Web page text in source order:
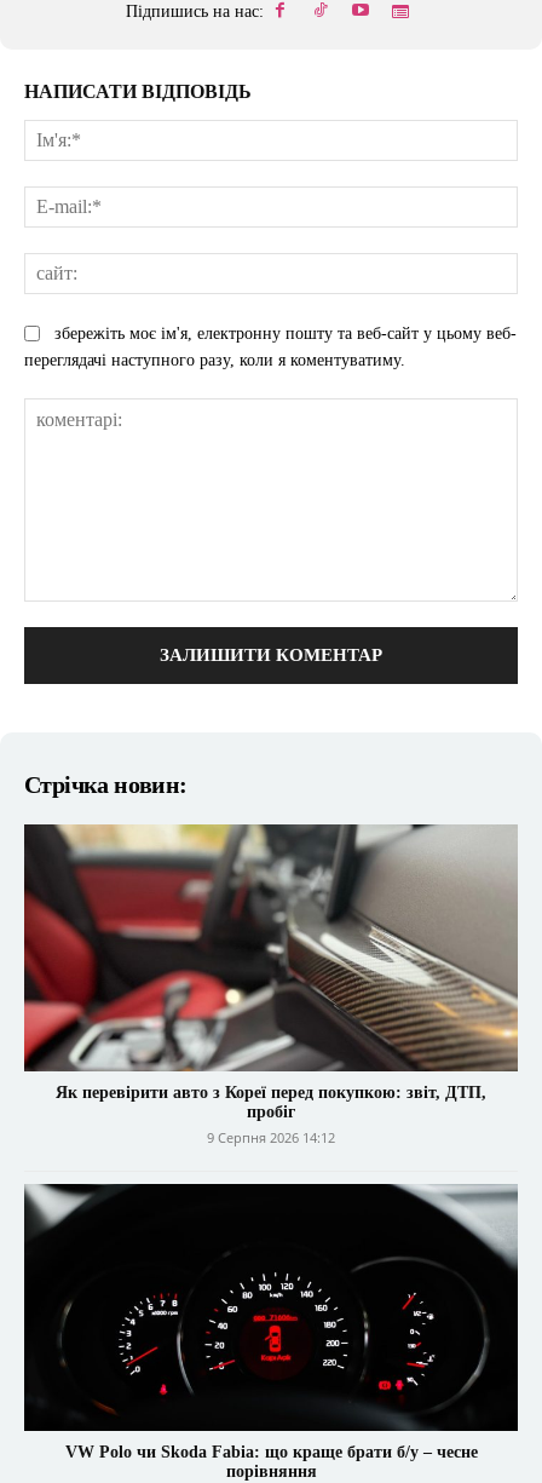
Підпишись на нас:
НАПИСАТИ ВІДПОВІДЬ
збережіть моє ім'я, електронну пошту та веб-сайт у цьому веб-
переглядачі наступного разу, коли я коментуватиму.
Стрічка новин:
Як перевірити авто з Кореї перед покупкою: звіт, ДТП,
пробіг
9 Серпня 2026 14:12
VW Polo чи Skoda Fabia: що краще брати б/у – чесне
порівняння